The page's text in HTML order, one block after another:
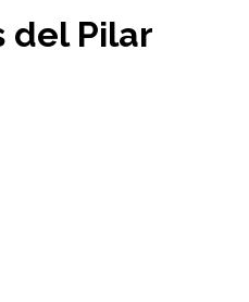
del Pilar